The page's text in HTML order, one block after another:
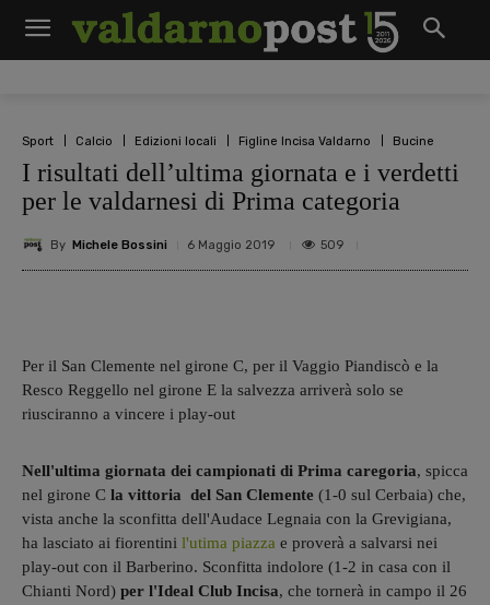
Sport Calcio Edizioni locali Figline Incisa Valdarno Bucine
I risultati dell’ultima giornata e i verdetti
per le valdarnesi di Prima categoria
By Michele Bossini 6 Maggio 2019 509
Per il San Clemente nel girone C, per il Vaggio Piandiscò e la
Resco Reggello nel girone E la salvezza arriverà solo se
riusciranno a vincere i play-out
Nell'ultima giornata dei campionati di Prima caregoria, spicca
nel girone C la vittoria del San Clemente (1-0 sul Cerbaia) che,
vista anche la sconfitta dell'Audace Legnaia con la Grevigiana,
ha lasciato ai fiorentini l'utima piazza e proverà a salvarsi nei
play-out con il Barberino. Sconfitta indolore (1-2 in casa con il
Chianti Nord) per l'Ideal Club Incisa, che tornerà in campo il 26